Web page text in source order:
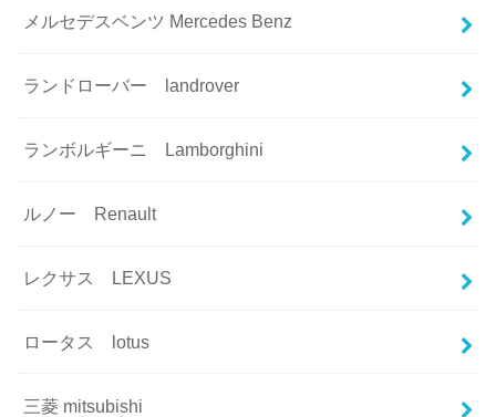
メルセデスベンツ Mercedes Benz
ランドローバー landrover
ランボルギーニ Lamborghini
ルノー Renault
レクサス LEXUS
ロータス lotus
三菱 mitsubishi